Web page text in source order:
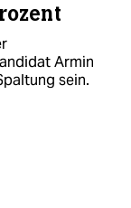
Armin
sein.